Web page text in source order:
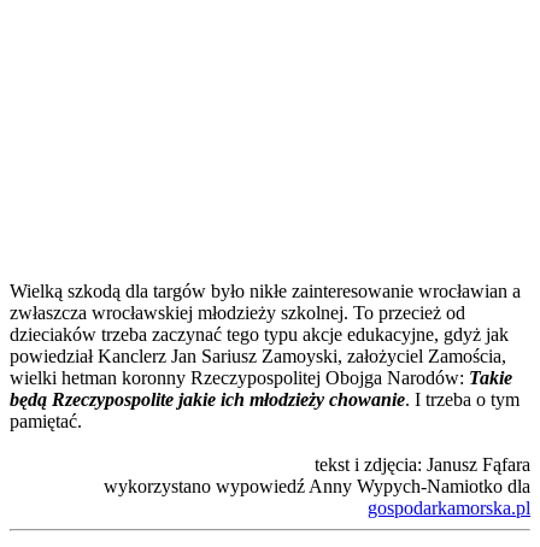
Wielką szkodą dla targów było nikłe zainteresowanie wrocławian a
zwłaszcza wrocławskiej młodzieży szkolnej. To przecież od
dzieciaków trzeba zaczynać tego typu akcje edukacyjne, gdyż jak
powiedział Kanclerz Jan Sariusz Zamoyski, założyciel Zamościa,
wielki hetman koronny Rzeczypospolitej Obojga Narodów: Takie
będą Rzeczypospolite jakie ich młodzieży chowanie. I trzeba o tym
pamiętać.
tekst i zdjęcia: Janusz Fąfara
wykorzystano wypowiedź Anny Wypych-Namiotko dla
gospodarkamorska.pl